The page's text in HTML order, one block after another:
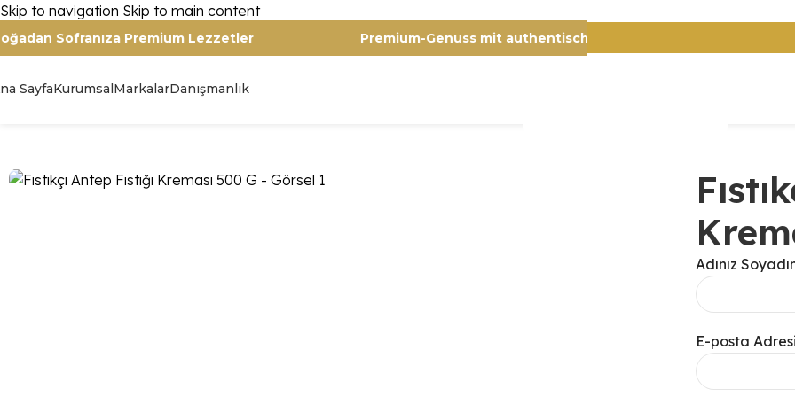
Skip to navigation Skip to main content
Doğadan Sofranıza Premium Lezzetler Premium-Genuss mit authentischem Charakter
SayfaKurumsalMarkalarDanışmanlık
Adınız
E-posta